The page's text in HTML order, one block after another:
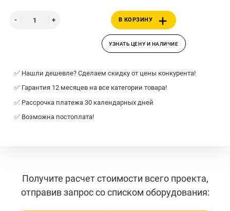
В КОРЗИНУ
УЗНАТЬ ЦЕНУ И НАЛИЧИЕ
✅ Нашли дешевле? Сделаем скидку от цены конкурента!
✅ Гарантия 12 месяцев на все категории товара!
✅ Рассрочка платежа 30 календарных дней
✅ Возможна постоплата!
Получите расчет стоимости всего проекта,
отправив запрос со списком оборудования: